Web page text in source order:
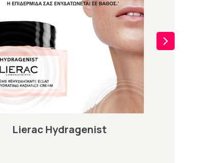
Lierac Hydragenist